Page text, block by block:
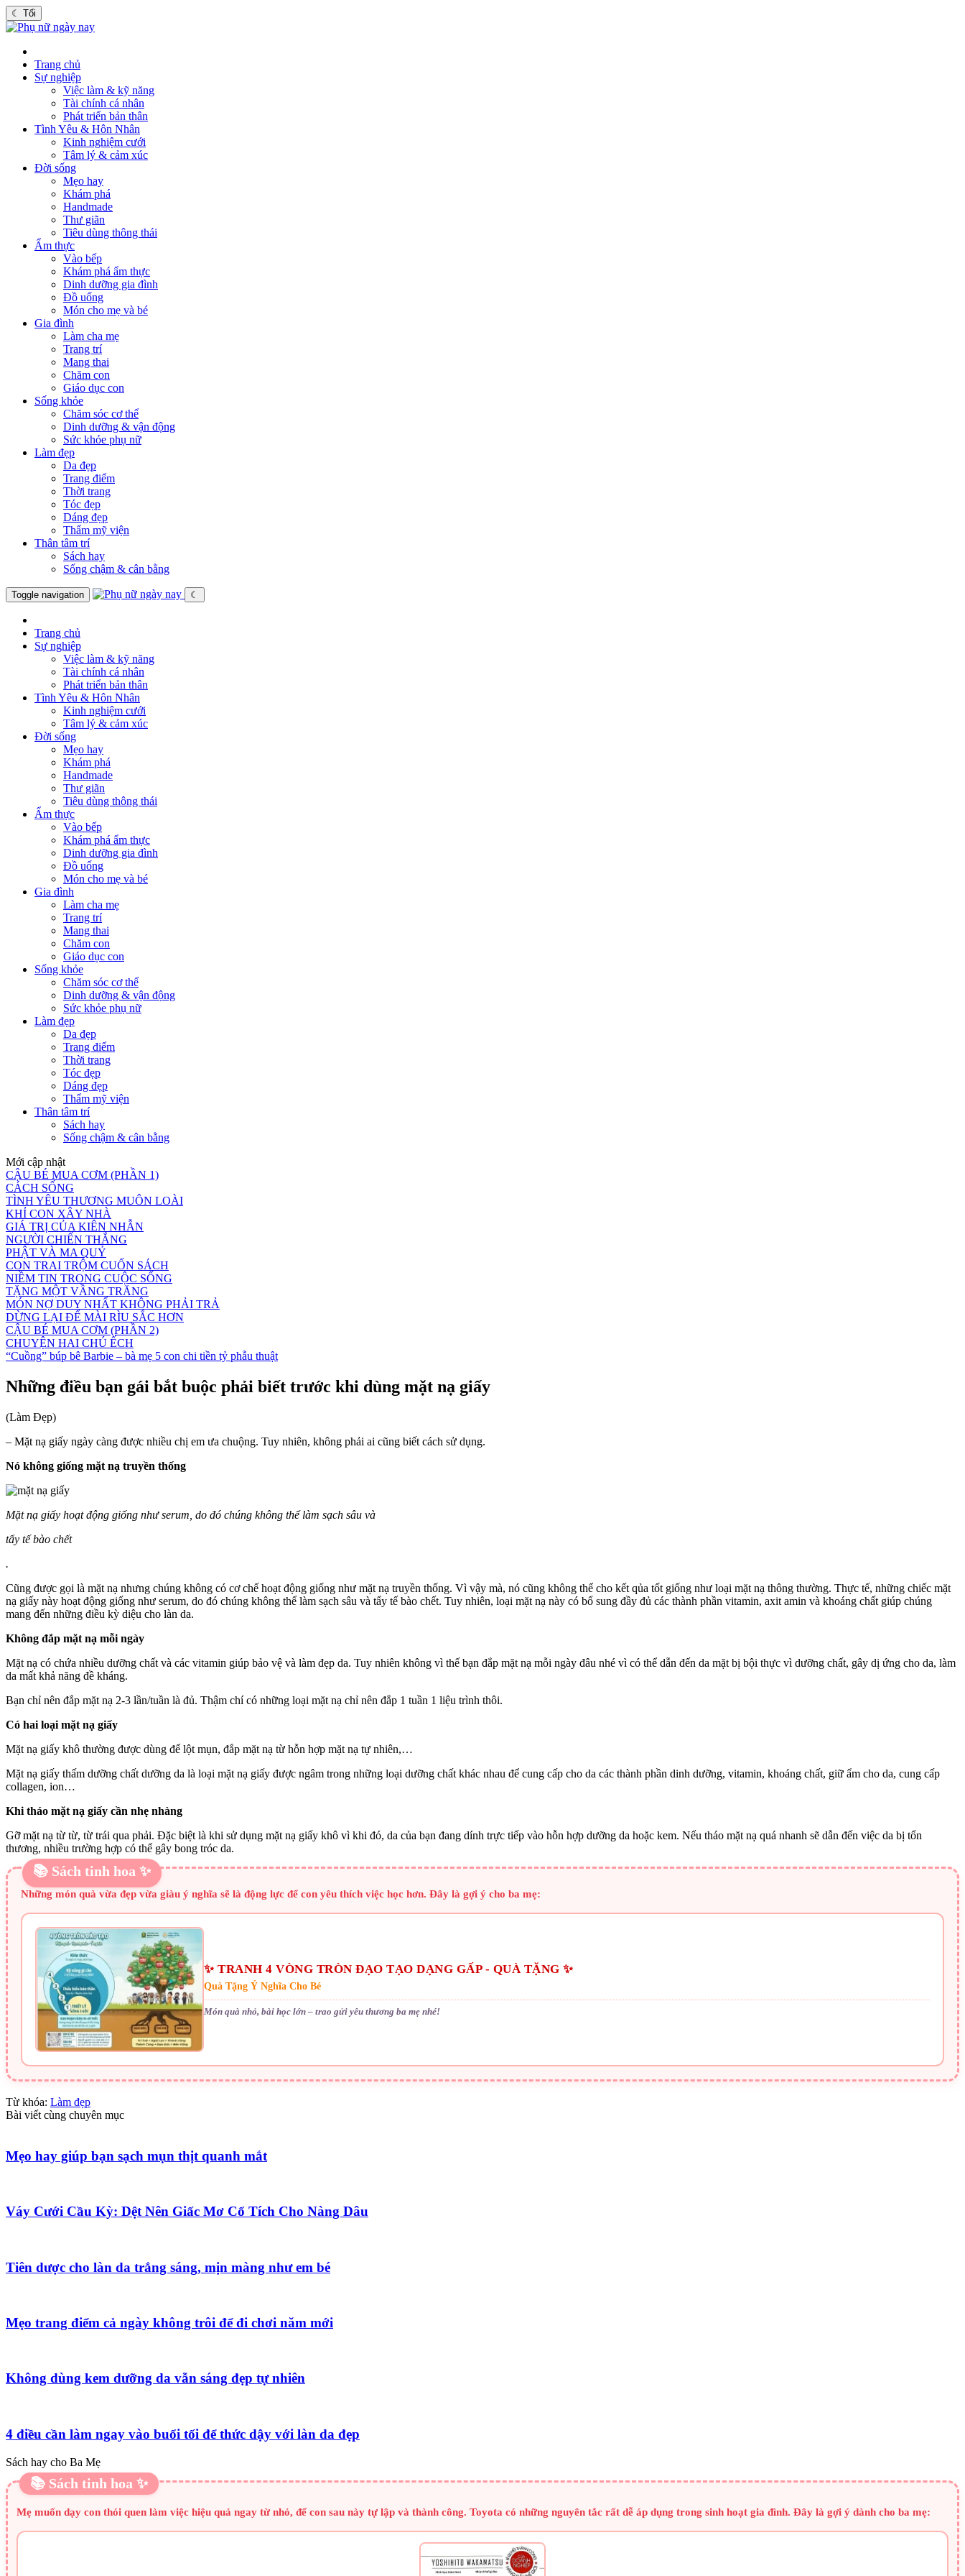
☾ Tối
Trang chủ
Sự nghiệp
Việc làm & kỹ năng
Tài chính cá nhân
Phát triển bản thân
Tình Yêu & Hôn Nhân
Kinh nghiệm cưới
Tâm lý & cảm xúc
Đời sống
Mẹo hay
Khám phá
Handmade
Thư giãn
Tiêu dùng thông thái
Ẩm thực
Vào bếp
Khám phá ẩm thực
Dinh dưỡng gia đình
Đồ uống
Món cho mẹ và bé
Gia đình
Làm cha mẹ
Trang trí
Mang thai
Chăm con
Giáo dục con
Sống khỏe
Chăm sóc cơ thể
Dinh dưỡng & vận động
Sức khỏe phụ nữ
Làm đẹp
Da đẹp
Trang điểm
Thời trang
Tóc đẹp
Dáng đẹp
Thẩm mỹ viện
Thân tâm trí
Sách hay
Sống chậm & cân bằng
Toggle navigation ☾
Trang chủ
Sự nghiệp
Việc làm & kỹ năng
Tài chính cá nhân
Phát triển bản thân
Tình Yêu & Hôn Nhân
Kinh nghiệm cưới
Tâm lý & cảm xúc
Đời sống
Mẹo hay
Khám phá
Handmade
Thư giãn
Tiêu dùng thông thái
Ẩm thực
Vào bếp
Khám phá ẩm thực
Dinh dưỡng gia đình
Đồ uống
Món cho mẹ và bé
Gia đình
Làm cha mẹ
Trang trí
Mang thai
Chăm con
Giáo dục con
Sống khỏe
Chăm sóc cơ thể
Dinh dưỡng & vận động
Sức khỏe phụ nữ
Làm đẹp
Da đẹp
Trang điểm
Thời trang
Tóc đẹp
Dáng đẹp
Thẩm mỹ viện
Thân tâm trí
Sách hay
Sống chậm & cân bằng
Mới cập nhật
CẬU BÉ MUA CƠM (PHẦN 1)
CÁCH SỐNG
TÌNH YÊU THƯƠNG MUÔN LOÀI
KHỈ CON XÂY NHÀ
GIÁ TRỊ CỦA KIÊN NHẪN
NGƯỜI CHIẾN THẮNG
PHẬT VÀ MA QUỶ
CON TRAI TRỘM CUỐN SÁCH
NIỀM TIN TRONG CUỘC SỐNG
TẶNG MỘT VẦNG TRĂNG
MÓN NỢ DUY NHẤT KHÔNG PHẢI TRẢ
DỪNG LẠI ĐỂ MÀI RÌU SẮC HƠN
CẬU BÉ MUA CƠM (PHẦN 2)
CHUYỆN HAI CHÚ ẾCH
“Cuồng” búp bê Barbie – bà mẹ 5 con chi tiền tỷ phẫu thuật
Những điều bạn gái bắt buộc phải biết trước khi dùng mặt nạ giấy
(Làm Đẹp)
– Mặt nạ giấy ngày càng được nhiều chị em ưa chuộng. Tuy nhiên, không phải ai cũng biết cách sử dụng.
Nó không giống mặt nạ truyền thống
Mặt nạ giấy hoạt động giống như serum, do đó chúng không thể làm sạch sâu và
tẩy tế bào chết
.
Cũng được gọi là mặt nạ nhưng chúng không có cơ chế hoạt động giống như mặt nạ truyền thống. Vì vậy mà, nó cũng không thể cho kết qủa tốt giống như loại mặt nạ thông thường. Thực tế, những chiếc mặt
nạ giấy này hoạt động giống như serum, do đó chúng không thể làm sạch sâu và tẩy tế bào chết. Tuy nhiên, loại mặt nạ này có bổ sung đầy đủ các thành phần vitamin, axit amin và khoáng chất giúp chúng
mang đến những điều kỳ diệu cho làn da.
Không đắp mặt nạ mỗi ngày
Mặt nạ có chứa nhiều dưỡng chất và các vitamin giúp bảo vệ và làm đẹp da. Tuy nhiên không vì thế bạn đắp mặt nạ mỗi ngày đâu nhé vì có thể dẫn đến da mặt bị bội thực vì dưỡng chất, gây dị ứng cho da, làm
da mất khả năng đề kháng.
Bạn chỉ nên đắp mặt nạ 2-3 lần/tuần là đủ. Thậm chí có những loại mặt nạ chỉ nên đắp 1 tuần 1 liệu trình thôi.
Có hai loại mặt nạ giấy
Mặt nạ giấy khô thường được dùng để lột mụn, đắp mặt nạ từ hỗn hợp mặt nạ tự nhiên,…
Mặt nạ giấy thấm dưỡng chất dưỡng da là loại mặt nạ giấy được ngâm trong những loại dưỡng chất khác nhau để cung cấp cho da các thành phần dinh dưỡng, vitamin, khoáng chất, giữ ẩm cho da, cung cấp
collagen, ion…
Khi tháo mặt nạ giấy cần nhẹ nhàng
Gỡ mặt nạ từ từ, từ trái qua phải. Đặc biệt là khi sử dụng mặt nạ giấy khô vì khi đó, da của bạn đang dính trực tiếp vào hỗn hợp dưỡng da hoặc kem. Nếu tháo mặt nạ quá nhanh sẽ dẫn đến việc da bị tổn
thương, nhiều trường hợp có thể gây bong tróc da.
📚 Sách tinh hoa ✨
Những món quà vừa đẹp vừa giàu ý nghĩa sẽ là động lực để con yêu thích việc học hơn. Đây là gợi ý cho ba mẹ:
✨ TRANH 4 VÒNG TRÒN ĐẠO TẠO DẠNG GẤP - QUÀ TẶNG ✨
Quà Tặng Ý Nghĩa Cho Bé
Món quà nhỏ, bài học lớn – trao gửi yêu thương ba mẹ nhé!
Từ khóa: Làm đẹp
Bài viết cùng chuyên mục
Mẹo hay giúp bạn sạch mụn thịt quanh mắt
Váy Cưới Cầu Kỳ: Dệt Nên Giấc Mơ Cổ Tích Cho Nàng Dâu
Tiên dược cho làn da trắng sáng, mịn màng như em bé
Mẹo trang điểm cả ngày không trôi để đi chơi năm mới
Không dùng kem dưỡng da vẫn sáng đẹp tự nhiên
4 điều cần làm ngay vào buổi tối để thức dậy với làn da đẹp
Sách hay cho Ba Mẹ
📚 Sách tinh hoa ✨
Mẹ muốn dạy con thói quen làm việc hiệu quả ngay từ nhỏ, để con sau này tự lập và thành công. Toyota có những nguyên tắc rất dễ áp dụng trong sinh hoạt gia đình. Đây là gợi ý dành cho ba mẹ: